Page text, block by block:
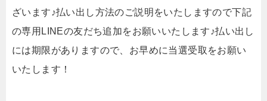
ざいます♪払い出し方法のご説明をいたしますので下記
の専用LINEの友だち追加をお願いいたします♪払い出し
には期限がありますので、お早めに当選受取をお願い
いたします！